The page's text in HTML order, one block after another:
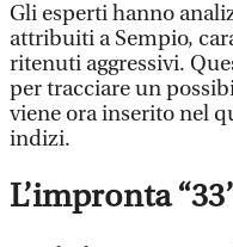
Gli esperti hanno
attribuiti a Sempio,
ritenuti aggressivi.
per tracciare un
viene ora inserito nel
indizi.
L’impronta